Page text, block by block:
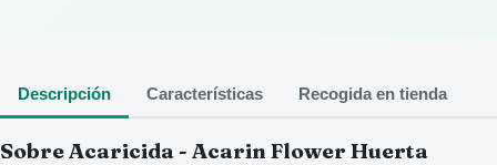
Descripción Características Recogida en tienda
Sobre Acaricida - Acarin Flower Huerta